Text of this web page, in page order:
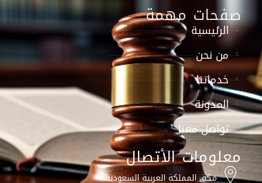
صفحات مهمة
الرئيسية
من نحن
خدماتنا
المدونة
تواصل معنا
معلومات الأتصال
مكة, المملكة العربية السعودية